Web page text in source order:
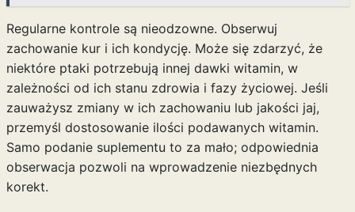
Regularne kontrole są nieodzowne. Obserwuj
zachowanie kur i ich kondycję. Może się zdarzyć, że
niektóre ptaki potrzebują innej dawki witamin, w
zależności od ich stanu zdrowia i fazy życiowej. Jeśli
zauważysz zmiany w ich zachowaniu lub jakości jaj,
przemyśl dostosowanie ilości podawanych witamin.
Samo podanie suplementu to za mało; odpowiednia
obserwacja pozwoli na wprowadzenie niezbędnych
korekt.